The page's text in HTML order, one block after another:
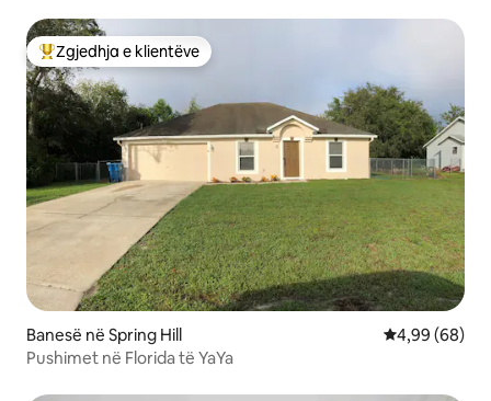
Më të mirat e zgjedhjeve të klientëve
Zgjedhja e klientëve
Banesë në Spring Hill Vlerësimi
4,99 (68)
Pushimet në Florida të YaYa